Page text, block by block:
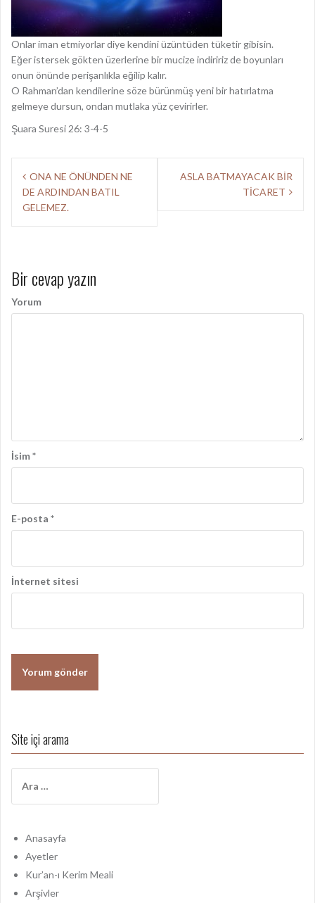
Onlar iman etmiyorlar diye kendini üzüntüden tüketir gibisin.
Eğer istersek gökten üzerlerine bir mucize indiririz de boyunları
onun önünde perişanlıkla eğilip kalır.
O Rahman’dan kendilerine söze bürünmüş yeni bir hatırlatma
gelmeye dursun, ondan mutlaka yüz çevirirler.
Şuara Suresi 26: 3-4-5
d
o
l
ı
ONA NE ÖNÜNDEN NE
DE ARDINDAN BATIL
GELEMEZ.
ASLA BATMAYACAK BİR
TİCARET
Bir cevap yazın
Yorum
İsim*
E-posta *
İnternet sitesi
Site içi arama
a
a
Anasayfa
Ayetler
Kur’an-ı Kerim Meali
Arşivler